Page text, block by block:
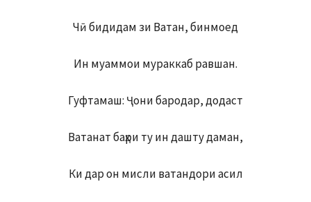
Чӣ бидидам зи Ватан, бинмоед
Ин муаммои мураккаб равшан.
Гуфтамаш: Ҷони бародар, додаст
Ватанат баҳри ту ин дашту даман,
Ки дар он мисли ватандори асил